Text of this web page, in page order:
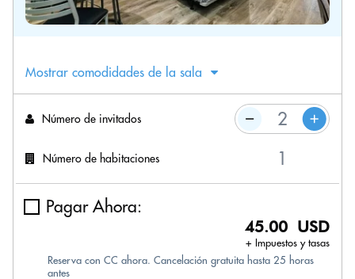
Mostrar comodidades de la sala
Número de invitados
Número de habitaciones
Pagar Ahora:
45.00 USD
+ Impuestos y tasas
Reserva con CC ahora. Cancelación gratuita hasta 25 horas
antes